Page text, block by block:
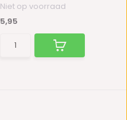
Niet op voorraad
5,95